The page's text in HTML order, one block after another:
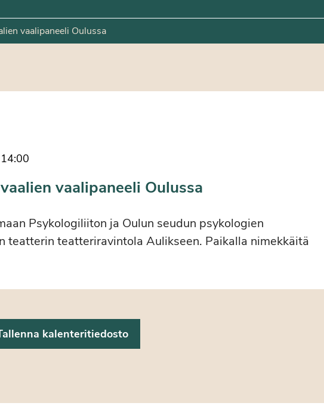
vaalipaneeli Oulussa
14:00
vaalipaneeli Oulussa
Psykologiliiton ja Oulun seudun psykologien
teatterin teatteriravintola Aulikseen. Paikalla nimekkäitä